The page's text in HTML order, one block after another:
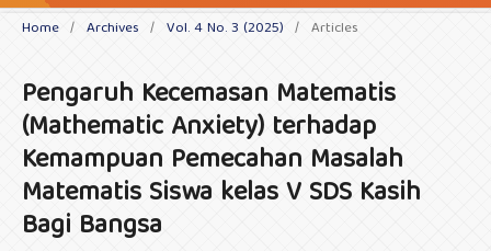
Home / Archives / Vol. 4 No. 3 (2025) / Articles
Pengaruh Kecemasan Matematis
(Mathematic Anxiety) terhadap
Kemampuan Pemecahan Masalah
Matematis Siswa kelas V SDS Kasih
Bagi Bangsa